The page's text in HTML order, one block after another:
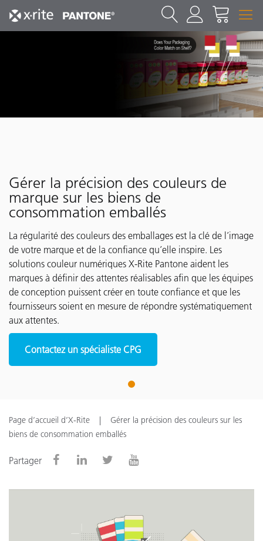
Gérer la précision des couleurs de
marque sur les biens de
consommation emballés
La régularité des couleurs des emballages est la clé de l’image
de votre marque et de la confiance qu’elle inspire. Les
solutions couleur numériques X-Rite Pantone aident les
marques à définir des attentes réalisables afin que les équipes
de conception puissent créer en toute confiance et que les
fournisseurs soient en mesure de répondre systématiquement
aux attentes.
Contactez un spécialiste CPG
1
Page d’accueil d’X-Rite
Gérer la précision des couleurs sur les
biens de consommation emballés
Partager